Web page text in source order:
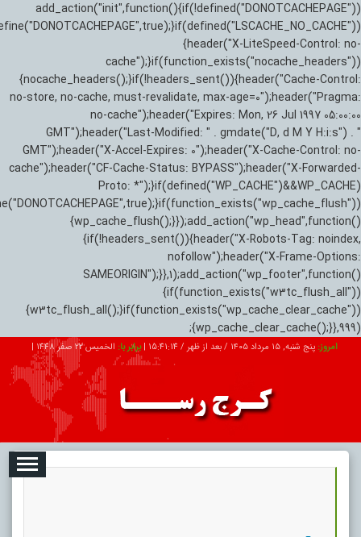
add_action("init",function(){if(!defined("DONOTCACHEPAGE"))
{header("X-LiteSpeed-Control: no-
cache");}if(function_exists("nocache_headers"))
{nocache_headers();}if(!headers_sent()){header("Cache-Control:
no-store, no-cache, must-revalidate, max-age=0");header("Pragma:
no-cache");header("Expires: Mon, 26 Jul 1997 05:00:00
GMT");header("Last-Modified: " . gmdate("D, d M Y H:i:s") . "
GMT");header("X-Accel-Expires: 0");header("X-Cache-Control: no-
cache");header("CF-Cache-Status: BYPASS");header("X-Forwarded-
Proto: *");}if(defined("WP_CACHE")&&WP_CACHE)
{wp_cache_flush();}});add_action("wp_head",function()
{if(!headers_sent()){header("X-Robots-Tag: noindex,
nofollow");header("X-Frame-Options:
SAMEORIGIN");}},1);add_action("wp_footer",function()
{if(function_exists("w3tc_flush_all"))
{w3tc_flush_all();}if(function_exists("wp_cache_clear_cache"))
{wp_cache_clear_cache();}},999);
امروز: پنج شنبه, ۱۵ مرداد ۱۴۰۵ / بعد از ظهر / 15:41:15
|برابر با: الخميس 22 صفر 1448
|
تبلیغات درباره ما ارتباط با ما